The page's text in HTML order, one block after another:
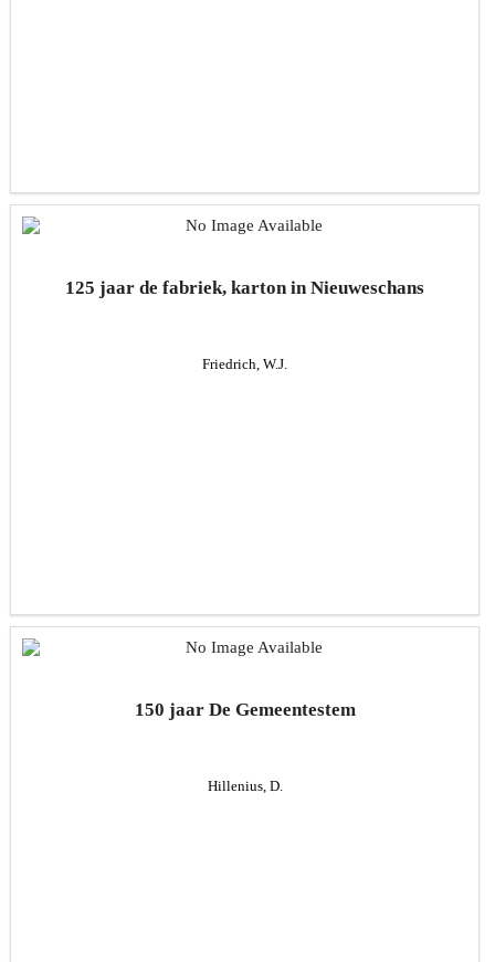
125 jaar de fabriek, karton in Nieuweschans
Friedrich, W.J.
150 jaar De Gemeentestem
Hillenius, D.